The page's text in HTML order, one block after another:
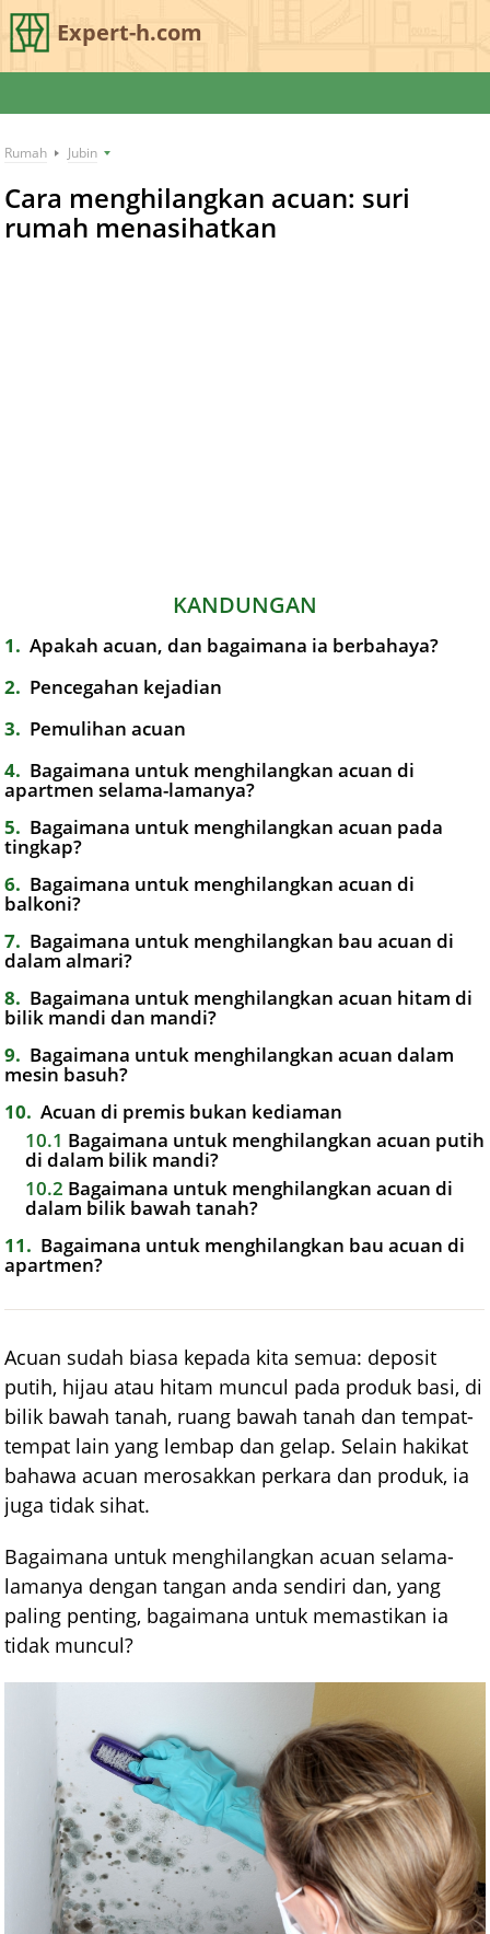
Expert-h.com
Rumah Jubin
Cara menghilangkan acuan: suri
rumah menasihatkan
KANDUNGAN
1
Apakah acuan, dan bagaimana ia berbahaya?
2
Pencegahan kejadian
3
Pemulihan acuan
4
Bagaimana untuk menghilangkan acuan di
apartmen selama-lamanya?
5
Bagaimana untuk menghilangkan acuan pada
tingkap?
6
Bagaimana untuk menghilangkan acuan di
balkoni?
7
Bagaimana untuk menghilangkan bau acuan di
dalam almari?
8
Bagaimana untuk menghilangkan acuan hitam di
bilik mandi dan mandi?
9
Bagaimana untuk menghilangkan acuan dalam
mesin basuh?
10
Acuan di premis bukan kediaman
10.1 Bagaimana untuk menghilangkan acuan putih
di dalam bilik mandi?
10.2 Bagaimana untuk menghilangkan acuan di
dalam bilik bawah tanah?
11
Bagaimana untuk menghilangkan bau acuan di
apartmen?
Acuan sudah biasa kepada kita semua: deposit
putih, hijau atau hitam muncul pada produk basi, di
bilik bawah tanah, ruang bawah tanah dan tempat-
tempat lain yang lembap dan gelap. Selain hakikat
bahawa acuan merosakkan perkara dan produk, ia
juga tidak sihat.
Bagaimana untuk menghilangkan acuan selama-
lamanya dengan tangan anda sendiri dan, yang
paling penting, bagaimana untuk memastikan ia
tidak muncul?